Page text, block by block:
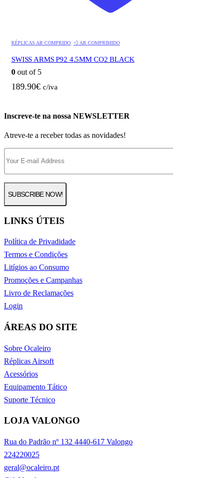
RÉPLICAS AR COMPRIDO, 💨 AR COMPRIMIDO
SWISS ARMS P92 4.5MM CO2 BLACK
0 out of 5
189.90€ c/iva
Inscreve-te na nossa NEWSLETTER
Atreve-te a receber todas as novidades!
LINKS ÚTEIS
Política de Privadidade
Termos e Condições
Litígios ao Consumo
Promoções e Campanhas
Livro de Reclamações
Login
ÁREAS DO SITE
Sobre Ocaleiro
Réplicas Airsoft
Acessórios
Equipamento Tático
Suporte Técnico
LOJA VALONGO
Rua do Padrão nº 132 4440-617 Valongo
224220025
geral@ocaleiro.pt